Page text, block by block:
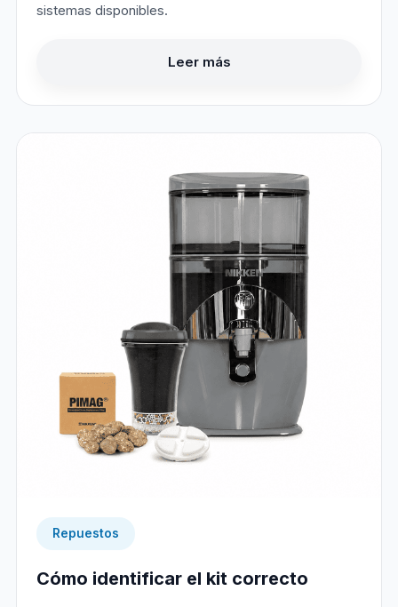
sistemas disponibles.
Leer más
Repuestos
Cómo identificar el kit correcto